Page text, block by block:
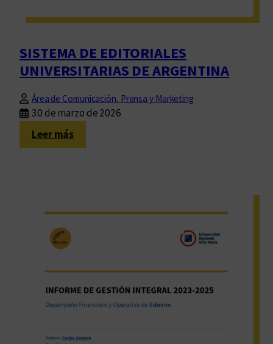
SISTEMA DE EDITORIALES
UNIVERSITARIAS DE ARGENTINA
Área de Comunicación, Prensa y Marketing
30 de marzo de 2026
Leer más:
S
E
E
E
D